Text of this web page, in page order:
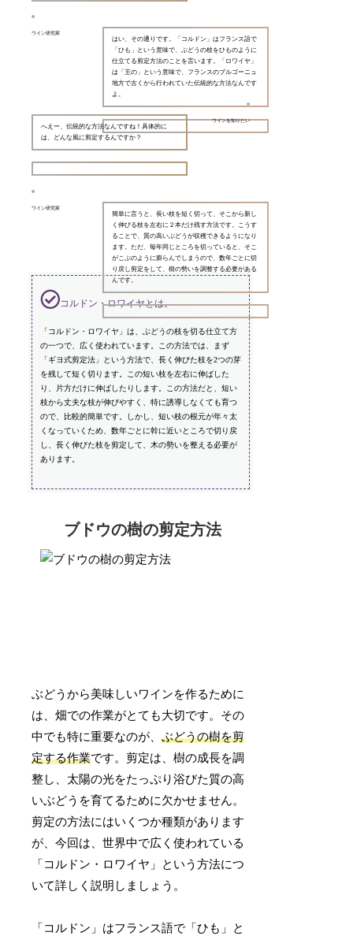
ワイン研究家
はい、その通りです。「コルドン」はフランス語で
「ひも」という意味で、ぶどうの枝をひものように
仕立てる剪定方法のことを言います。「ロワイヤ」
は「王の」という意味で、フランスのブルゴーニュ
地方で古くから行われていた伝統的な方法なんです
よ。
ワインを知りたい
へえー、伝統的な方法なんですね！具体的に
は、どんな風に剪定するんですか？
ワイン研究家
簡単に言うと、長い枝を短く切って、そこから新し
く伸びる枝を左右に２本だけ残す方法です。こうす
ることで、質の高いぶどうが収穫できるようになり
ます。ただ、毎年同じところを切っていると、そこ
がこぶのように膨らんでしまうので、数年ごとに切
り戻し剪定をして、樹の勢いを調整する必要がある
んです。
コルドン・ロワイヤとは。
「コルドン・ロワイヤ」は、ぶどうの枝を切る仕立て方
の一つで、広く使われています。この方法では、まず
「ギヨ式剪定法」という方法で、長く伸びた枝を2つの芽
を残して短く切ります。この短い枝を左右に伸ばした
り、片方だけに伸ばしたりします。この方法だと、短い
枝から丈夫な枝が伸びやすく、特に誘導しなくても育つ
ので、比較的簡単です。しかし、短い枝の根元が年々太
くなっていくため、数年ごとに幹に近いところで切り戻
し、長く伸びた枝を剪定して、木の勢いを整える必要が
あります。
ブドウの樹の剪定方法
ぶどうから美味しいワインを作るために
は、畑での作業がとても大切です。その
中でも特に重要なのが、ぶどうの樹を剪
定する作業です。剪定は、樹の成長を調
整し、太陽の光をたっぷり浴びた質の高
いぶどうを育てるために欠かせません。
剪定の方法にはいくつか種類があります
が、今回は、世界中で広く使われている
「コルドン・ロワイヤ」という方法につ
いて詳しく説明しましょう。
「コルドン」はフランス語で「ひも」と